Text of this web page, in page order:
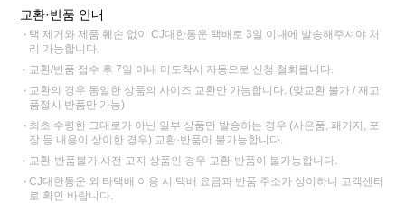
교환·반품 안내
택 제거와 제품 훼손 없이 CJ대한통운 택배로 3일 이내에 발송해주셔야 처
리 가능합니다.
교환/반품 접수 후 7일 이내 미도착시 자동으로 신청 철회됩니다.
교환의 경우 동일한 상품의 사이즈 교환만 가능합니다. (맞교환 불가 / 재고
품절시 반품만 가능)
최초 수령한 그대로가 아닌 일부 상품만 발송하는 경우 (사은품, 패키지, 포
장 등 내용이 상이한 경우) 교환·반품이 불가능합니다.
교환·반품불가 사전 고지 상품인 경우 교환·반품이 불가능합니다.
CJ대한통운 외 타택배 이용 시 택배 요금과 반품 주소가 상이하니 고객센터
로 확인 바랍니다.